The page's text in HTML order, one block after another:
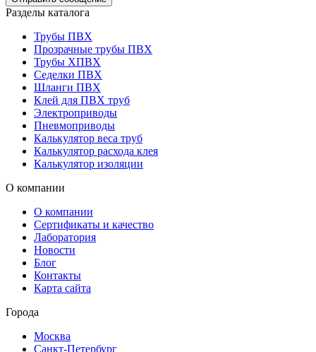
Разделы каталога
Трубы ПВХ
Прозрачные трубы ПВХ
Трубы ХПВХ
Седелки ПВХ
Шланги ПВХ
Клей для ПВХ труб
Электроприводы
Пневмоприводы
Калькулятор веса труб
Калькулятор расхода клея
Калькулятор изоляции
О компании
О компании
Сертификаты и качество
Лаборатория
Новости
Блог
Контакты
Карта сайта
Города
Москва
Санкт-Петербург